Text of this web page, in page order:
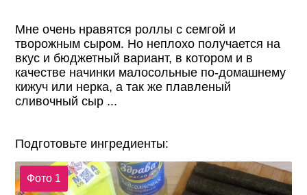
Мне очень нравятся роллы с семгой и
творожным сыром. Но неплохо получается на
вкус и бюджетный вариант, в котором и в
качестве начинки малосольные по-домашнему
кижуч или нерка, а так же плавленый
сливочный сыр ...
Подготовьте ингредиенты:
Фото 1